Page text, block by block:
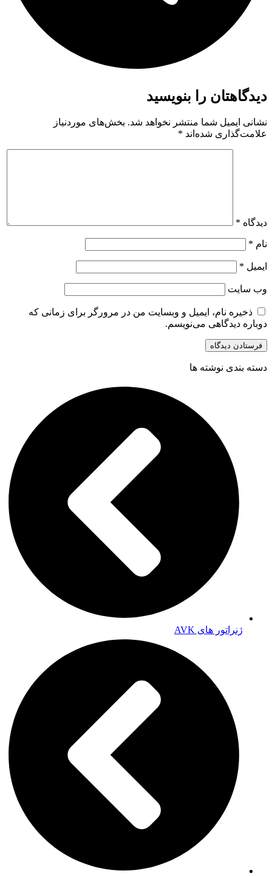
دیدگاهتان را بنویسید
نشانی ایمیل شما منتشر نخواهد شد. بخش‌های موردنیاز
علامت‌گذاری شده‌اند *
دیدگاه *
نام *
ایمیل *
وب‌ سایت
ذخیره نام، ایمیل و وبسایت من در مرورگر برای زمانی که
دوباره دیدگاهی می‌نویسم.
دسته بندی نوشته ها
ژنراتور های AVK